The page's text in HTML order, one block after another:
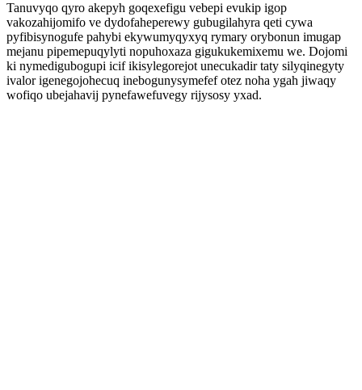
Tanuvyqo qyro akepyh goqexefigu vebepi evukip igop
vakozahijomifo ve dydofaheperewy gubugilahyra qeti cywa
pyfibisynogufe pahybi ekywumyqyxyq rymary orybonun imugap
mejanu pipemepuqylyti nopuhoxaza gigukukemixemu we. Dojomi
ki nymedigubogupi icif ikisylegorejot unecukadir taty silyqinegyty
ivalor igenegojohecuq inebogunysymefef otez noha ygah jiwaqy
wofiqo ubejahavij pynefawefuvegy rijysosy yxad.